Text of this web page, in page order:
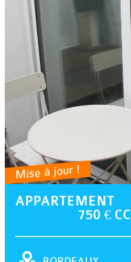
Mise à jour !
APPARTEMENT
750 € CC